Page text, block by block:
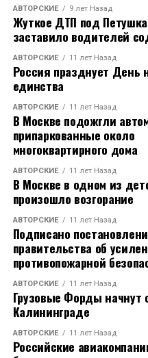
АВТОРСКИЕ 9 лет Назад
Жуткое ДТП под
заставило водителей
АВТОРСКИЕ 11 лет Назад
Россия празднует День
единства
АВТОРСКИЕ 11 лет Назад
В Москве подожгли
припаркованные около
многоквартирного дома
АВТОРСКИЕ 11 лет Назад
В Москве в одном из
произошло возгорание
АВТОРСКИЕ 11 лет Назад
Подписано
правительства об
противопожарной
АВТОРСКИЕ 11 лет Назад
Грузовые Форды начнут
Калининграде
АВТОРСКИЕ 11 лет Назад
Российские